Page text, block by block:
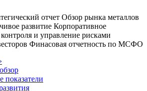
отчет Обзор рынка металлов
развитие Корпоративное
и управление рисками
Финасовая отчетность по МСФО
показатели